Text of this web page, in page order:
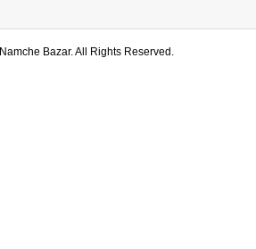
Namche Bazar. All Rights Reserved.